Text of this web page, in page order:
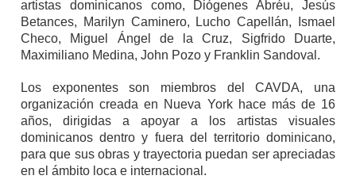
artistas dominicanos como, Diógenes Abréu, Jesús
Betances, Marilyn Caminero, Lucho Capellán, Ismael
Checo, Miguel Ángel de la Cruz, Sigfrido Duarte,
Maximiliano Medina, John Pozo y Franklin Sandoval.
Los exponentes son miembros del CAVDA, una
organización creada en Nueva York hace más de 16
años, dirigidas a apoyar a los artistas visuales
dominicanos dentro y fuera del territorio dominicano,
para que sus obras y trayectoria puedan ser apreciadas
en el ámbito loca e internacional.